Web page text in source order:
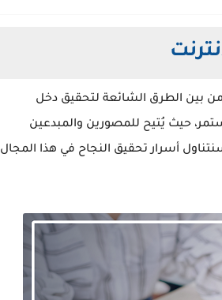
من بين الطرق الشائعة لتحقيق دخل
حيث يُتيح للمصورين والمبدعين
أسرار تحقيق النجاح في هذا المجال